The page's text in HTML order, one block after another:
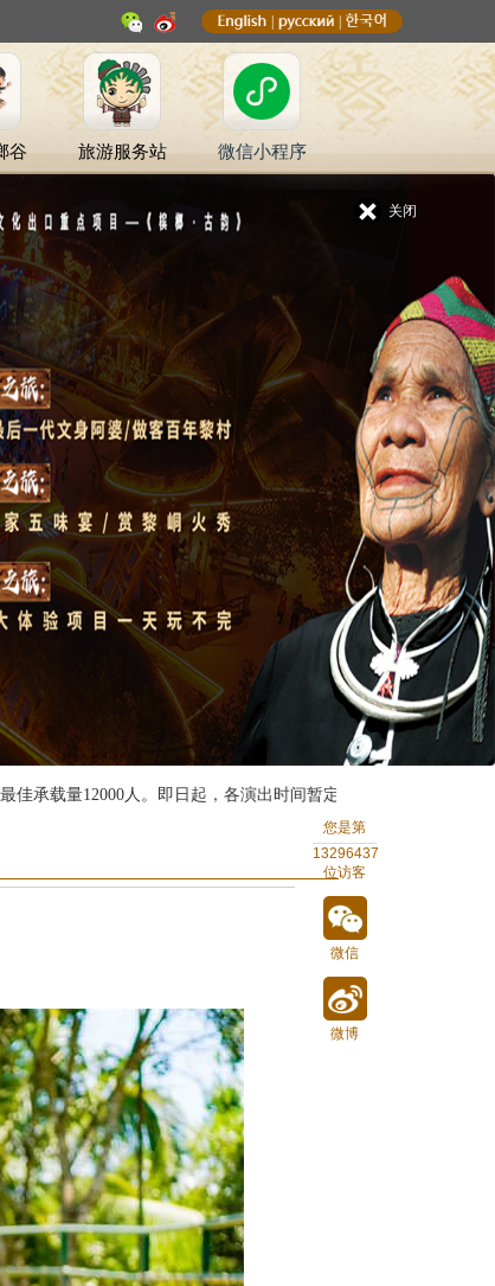
谷 旅游服务站 微信小程序
关闭
12000人。即日起，各演出时间暂定按照如下时间执行，具体
除夕）11:30停止售票，14:00闭园；《槟榔·古韵》演出时间
榔·古韵》演出时间：10:30、11:50；其他票类停止销售时间：
门票价格为80元/人，淡季时间：5月1日至9月30日；旺季价格
您是第
13296437
位访客
微信
微博